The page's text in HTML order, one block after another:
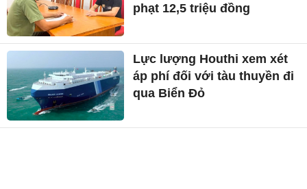
phạt 12,5 triệu đồng
Lực lượng Houthi xem xét
áp phí đối với tàu thuyền đi
qua Biển Đỏ